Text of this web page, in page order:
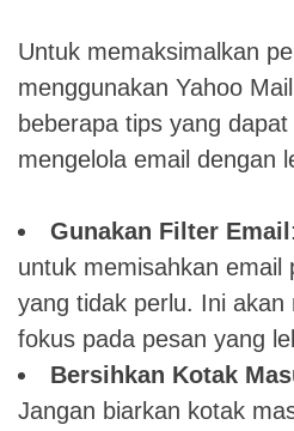
Untuk memaksimalkan
menggunakan Yahoo
beberapa tips yang
mengelola email dengan
Gunakan Filter Email
untuk memisahkan email
yang tidak perlu. Ini akan
fokus pada pesan yang
Bersihkan Kotak
Jangan biarkan kotak